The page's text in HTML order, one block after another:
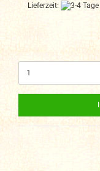
Lieferzeit: